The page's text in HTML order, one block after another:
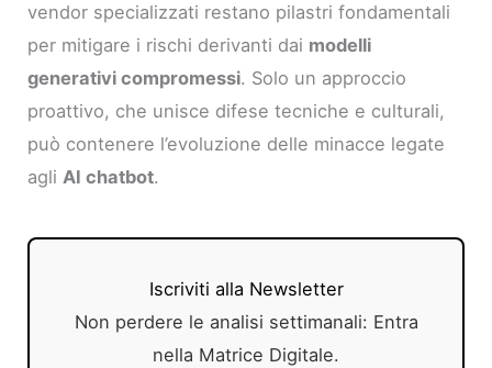
vendor specializzati restano pilastri fondamentali
per mitigare i rischi derivanti dai modelli
generativi compromessi. Solo un approccio
proattivo, che unisce difese tecniche e culturali,
può contenere l’evoluzione delle minacce legate
agliAI chatbot.
Iscriviti alla Newsletter
Non perdere le analisi settimanali: Entra
nella Matrice Digitale.